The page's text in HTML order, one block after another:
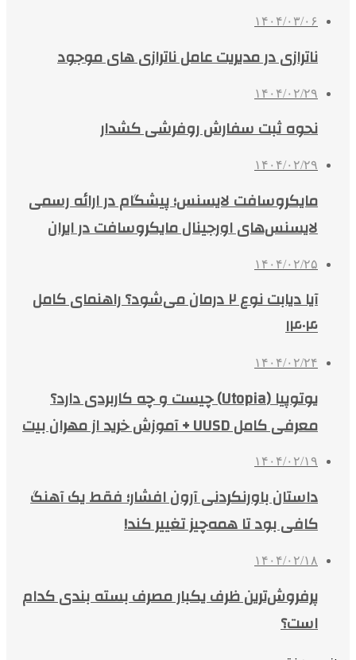
۱۴۰۴/۰۳/۰۶
ناترازی در مدیریت عامل ناترازی های موجود
۱۴۰۴/۰۲/۲۹
نحوه ثبت سفارش روفرشی کشدار
۱۴۰۴/۰۲/۲۹
مایکروسافت لایسنس؛ پیشگام در ارائه رسمی
لایسنس‌های اورجینال مایکروسافت در ایران
۱۴۰۴/۰۲/۲۵
آیا دیابت نوع ۲ درمان می‌شود؟ راهنمای کامل
۱۴۰۴
۱۴۰۴/۰۲/۲۴
یوتوپیا (Utopia) چیست و چه کاربردی دارد؟
معرفی کامل UUSD + آموزش خرید از مهران بیت
۱۴۰۴/۰۲/۱۹
داستان باورنکردنی آرون افشار؛ فقط یک آهنگ
کافی بود تا همه‌چیز تغییر کند!
۱۴۰۴/۰۲/۱۸
پرفروش‌ترین ظرف یکبار مصرف بسته بندی کدام
است؟